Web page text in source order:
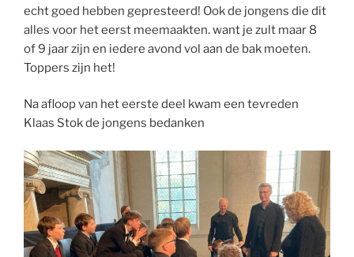
echt goed hebben gepresteerd! Ook de jongens die dit
alles voor het eerst meemaakten. want je zult maar 8
of 9 jaar zijn en iedere avond vol aan de bak moeten.
Toppers zijn het!
Na afloop van het eerste deel kwam een tevreden
Klaas Stok de jongens bedanken